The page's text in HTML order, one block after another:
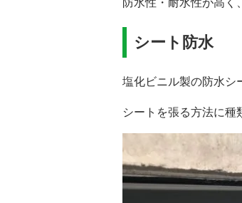
防水性・耐水性が高く
シート防水
塩化ビニル製の防水シ
シートを張る方法に種